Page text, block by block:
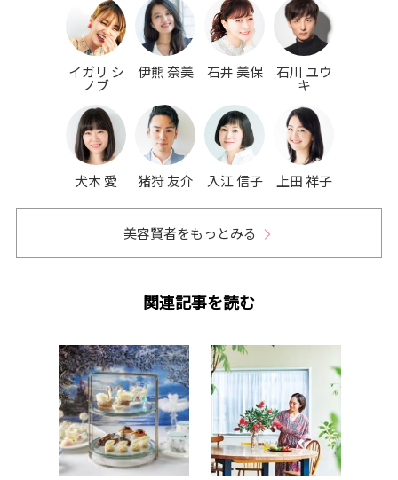
イガリ シ
ノブ
伊熊 奈美 石井 美保 石川 ユウ
キ
犬木 愛 猪狩 友介 入江 信子 上田 祥子
美容賢者をもっとみる
関連記事を読む